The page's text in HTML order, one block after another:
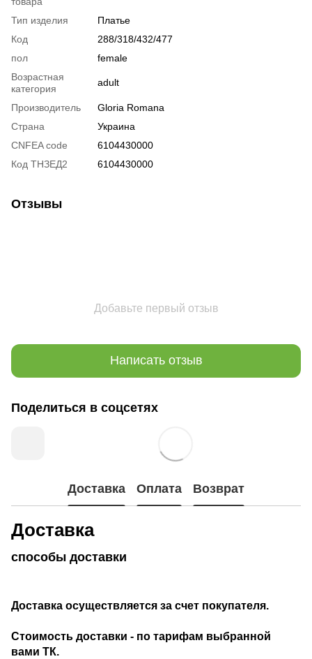
Тип изделия
Платье
Код
288/318/432/477
пол
female
Возрастная
категория
adult
Производитель
Gloria Romana
Страна
Украина
CNFEA code
6104430000
Код ТНЗЕД2
6104430000
Отзывы
Добавьте первый отзыв
Написать отзыв
Поделиться в соцсетях
Доставка Оплата Возврат
Доставка
способы доставки
Доставка осуществляется за счет покупателя.
Стоимость доставки - по тарифам выбранной
вами ТК.